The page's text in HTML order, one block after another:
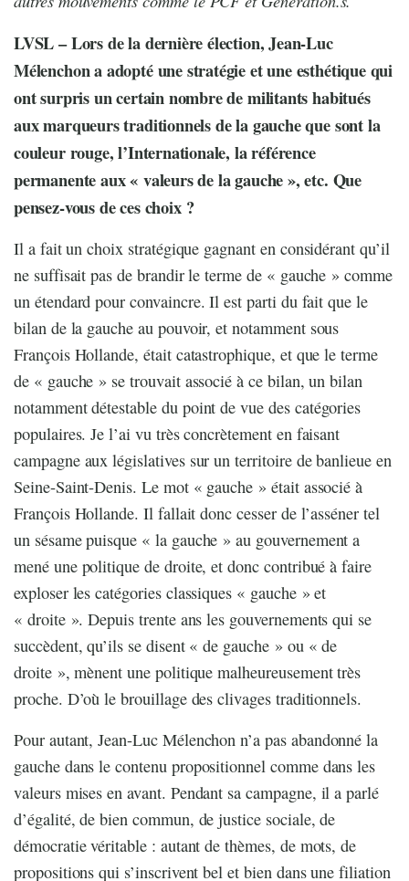
LVSL – Lors de la dernière élection, Jean-Luc
Mélenchon a adopté une stratégie et une esthétique qui
ont surpris un certain nombre de militants habitués
aux marqueurs traditionnels de la gauche que sont la
couleur rouge, l’Internationale, la référence
permanente aux « valeurs de la gauche », etc. Que
pensez-vous de ces choix ?
Il a fait un choix stratégique gagnant en considérant qu’il
ne suffisait pas de brandir le terme de « gauche » comme
un étendard pour convaincre. Il est parti du fait que le
bilan de la gauche au pouvoir, et notamment sous
François Hollande, était catastrophique, et que le terme
de « gauche » se trouvait associé à ce bilan, un bilan
notamment détestable du point de vue des catégories
populaires. Je l’ai vu très concrètement en faisant
campagne aux législatives sur un territoire de banlieue en
Seine-Saint-Denis. Le mot « gauche » était associé à
François Hollande. Il fallait donc cesser de l’asséner tel
un sésame puisque « la gauche » au gouvernement a
mené une politique de droite, et donc contribué à faire
exploser les catégories classiques « gauche » et
« droite ». Depuis trente ans les gouvernements qui se
succèdent, qu’ils se disent « de gauche » ou « de
droite », mènent une politique malheureusement très
proche. D’où le brouillage des clivages traditionnels.
Pour autant, Jean-Luc Mélenchon n’a pas abandonné la
gauche dans le contenu propositionnel comme dans les
valeurs mises en avant. Pendant sa campagne, il a parlé
d’égalité, de bien commun, de justice sociale, de
démocratie véritable : autant de thèmes, de mots, de
propositions qui s’inscrivent bel et bien dans une filiation